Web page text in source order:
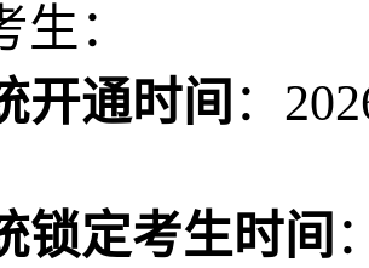
生：
开通时间 ：
锁定考生时间